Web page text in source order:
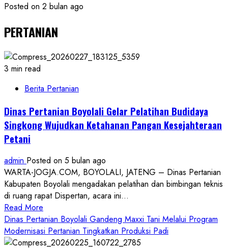
Posted on 2 bulan ago
PERTANIAN
3 min read
Berita Pertanian
Dinas Pertanian Boyolali Gelar Pelatihan Budidaya
Singkong Wujudkan Ketahanan Pangan Kesejahteraan
Petani
admin Posted on 5 bulan ago
WARTA-JOGJA.COM, BOYOLALI, JATENG – Dinas Pertanian
Kabupaten Boyolali mengadakan pelatihan dan bimbingan teknis
di ruang rapat Dispertan, acara ini...
Read More
more
about
Dinas
Dinas Pertanian Boyolali Gandeng Maxxi Tani Melalui Program
Modernisasi Pertanian Tingkatkan Produksi Padi